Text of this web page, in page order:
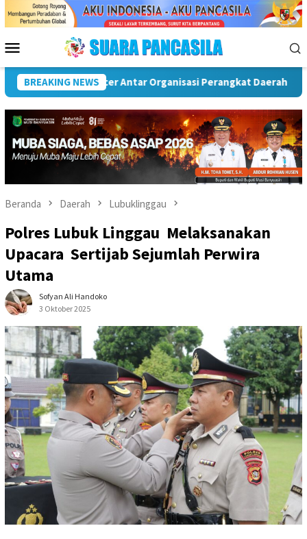
Menu
Mobile
BREAKING NEWS
Puncak Peringatan IPeKB Ke-19, Plt Bupati Rejang
Beranda Daerah Lubuklinggau
Polres Lubuk Linggau Melaksanakan
Upacara Sertijab Sejumlah Perwira
Utama
Sofyan Ali Handoko
3 Oktober 2025